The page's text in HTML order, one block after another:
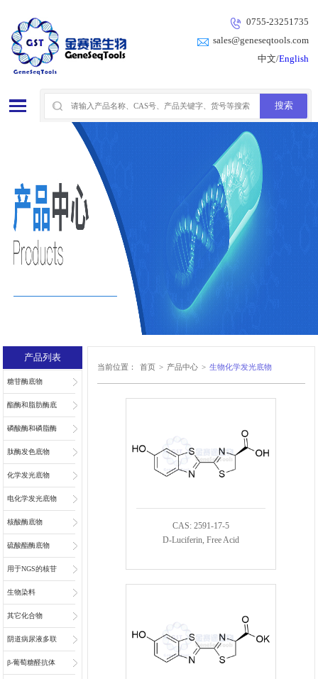
0755-23251735
sales@geneseqtools.com
中文/English
产品列表
糖苷酶底物
酯酶和脂肪酶底
物
磷酸酶和磷脂酶
底物
肽酶发色底物
化学发光底物
电化学发光底物
核酸酶底物
硫酸酯酶底物
用于NGS的核苷
和核苷酸
生物染料
其它化合物
阴道病尿液多联
检底物
β-葡萄糖醛抗体
当前位置： 首页 > 产品中心 > 生物化学发光底物
CAS: 2591-17-5
D-Luciferin, Free Acid